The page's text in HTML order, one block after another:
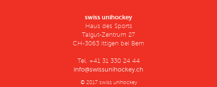
swiss unihockey
Haus des Sports
Talgut-Zentrum 27
CH-3063 Ittigen bei Bern
Tel. +41 31 330 24 44
info@swissunihockey.ch
© 2017 swiss unihockey